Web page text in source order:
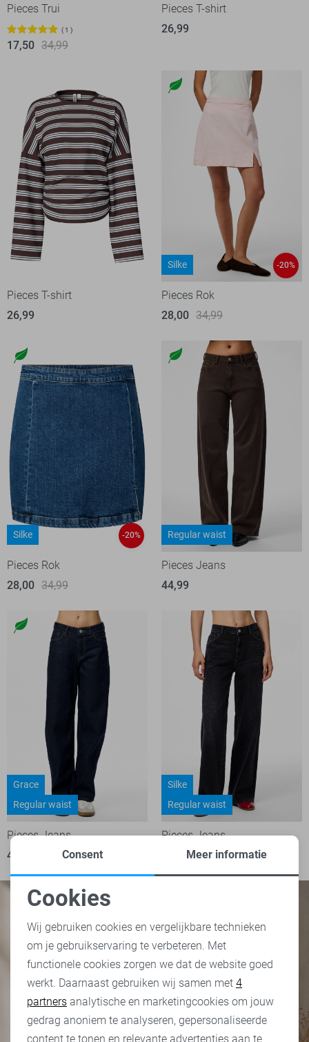
Pieces Trui
1
17,50 34,99
Pieces T-shirt
26,99
Pieces T-shirt
26,99
Silke -20%
Pieces Rok
28,00 34,99
Silke -20%
Pieces Rok
28,00 34,99
Regular waist
Pieces Jeans
44,99
Grace
Regular waist
Pieces Jeans
49,99
Silke
Regular waist
Pieces Jeans
44,99
Noodzakelijke cookies
Personalisatie cookies
Analytische cookies
Marketing cookies
Consent Meer informatie
Cookies
Wij gebruiken cookies en vergelijkbare technieken
om je gebruikservaring te verbeteren. Met
functionele cookies zorgen we dat de website goed
werkt. Daarnaast gebruiken wij samen met 4
partners analytische en marketingcookies om jouw
gedrag anoniem te analyseren, gepersonaliseerde
content te tonen en relevante advertenties aan te